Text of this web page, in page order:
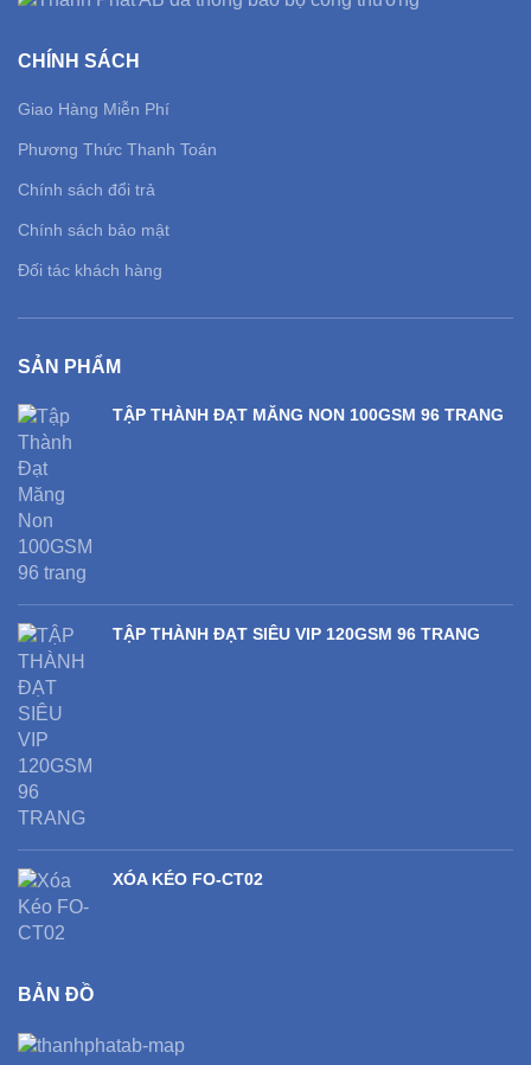
CHÍNH SÁCH
Giao Hàng Miễn Phí
Phương Thức Thanh Toán
Chính sách đổi trả
Chính sách bảo mật
Đối tác khách hàng
SẢN PHẨM
TẬP THÀNH ĐẠT MĂNG NON 100GSM 96 TRANG
TẬP THÀNH ĐẠT SIÊU VIP 120GSM 96 TRANG
XÓA KÉO FO-CT02
BẢN ĐỒ